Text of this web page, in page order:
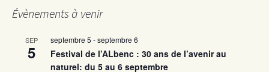
Évènements à venir
SEP
5
septembre 5 -septembre 6
Festival de l’ALbenc : 30 ans de l’avenir au
naturel: du 5 au 6 septembre